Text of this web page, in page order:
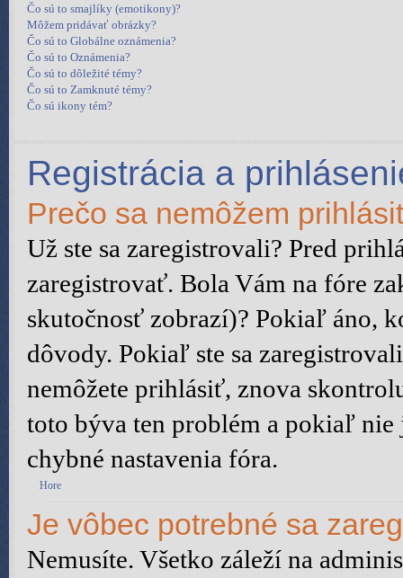
Čo sú to smajlíky (emotikony)?
Môžem pridávať obrázky?
Čo sú to Globálne oznámenia?
Čo sú to Oznámenia?
Čo sú to dôležité témy?
Čo sú to Zamknuté témy?
Čo sú ikony tém?
Registrácia a
Prečo sa nemôžem
Už ste sa zaregistrovali? Pred
zaregistrovať. Bola Vám na fóre
skutočnosť zobrazí)? Pokiaľ áno,
dôvody. Pokiaľ ste sa
nemôžete prihlásiť, znova
toto býva ten problém a pokiaľ
chybné nastavenia fóra.
Hore
Je vôbec potrebné sa
Nemusíte. Všetko záleží na